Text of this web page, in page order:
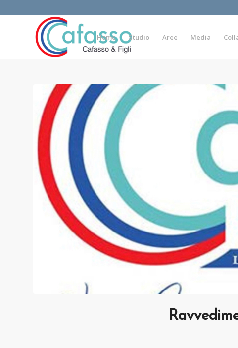
Home Studio Aree Media